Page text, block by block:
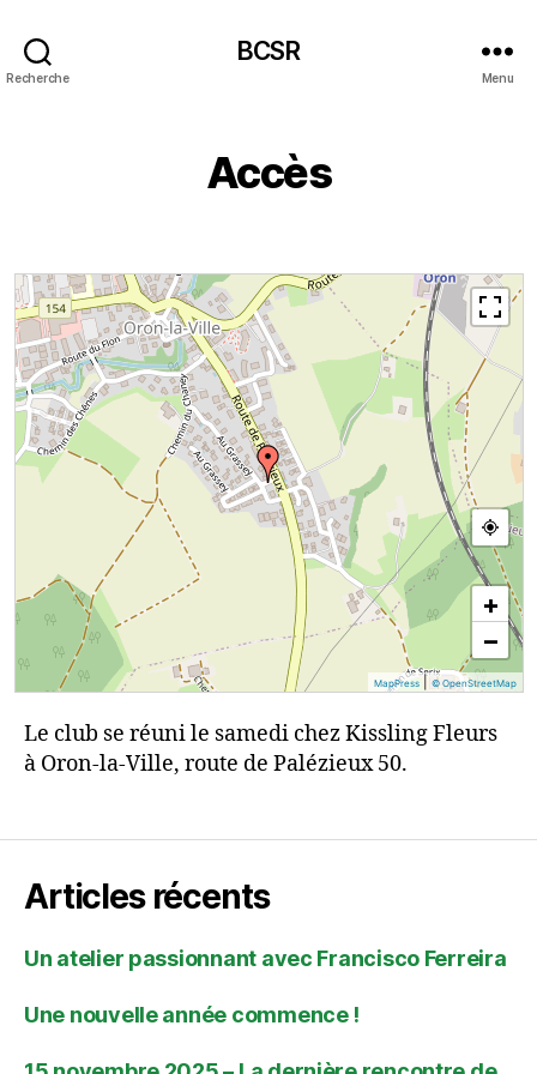
Recherche
BCSR
Menu
Accès
+
−
MapPress| © OpenStreetMap
Le club se réuni le samedi chez Kissling Fleurs
à Oron-la-Ville, route de Palézieux 50.
Articles récents
Un atelier passionnant avec Francisco Ferreira
Une nouvelle année commence !